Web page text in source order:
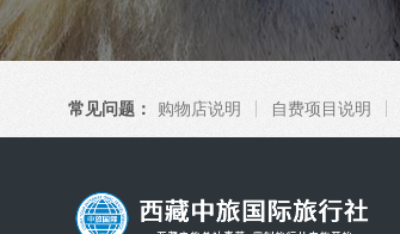
常见问题： 购物店说明 自费项目说明